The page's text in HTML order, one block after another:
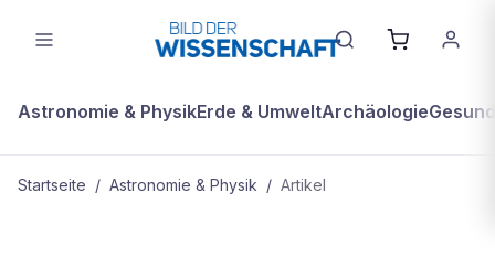
Astronomie & PhysikErde & UmweltArchäologie
Startseite / Astronomie & Physik / Artikel